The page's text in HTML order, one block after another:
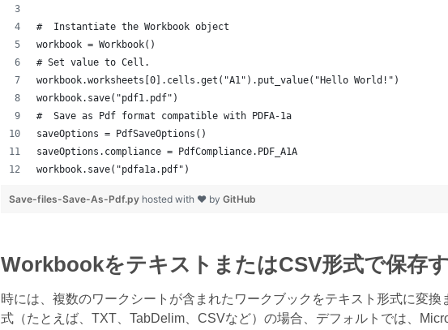
#  Instantiate the Workbook object
workbook = Workbook()
# Set value to Cell.
workbook.worksheets[0].cells.get("A1").put_value("Hello World!")
workbook.save("pdf1.pdf")
#  Save as Pdf format compatible with PDFA-1a
saveOptions = PdfSaveOptions()
saveOptions.compliance = PdfCompliance.PDF_A1A
workbook.save("pdfa1a.pdf")
Save-files-Save-As-Pdf.py hosted with ❤ by GitHub
WorkbookをテキストまたはCSV形式で保存
時には、複数のワークシートが含まれたワークブックをテキスト形式に変
式（たとえば、TXT、TabDelim、CSVなど）の場合、デフォルトでは、